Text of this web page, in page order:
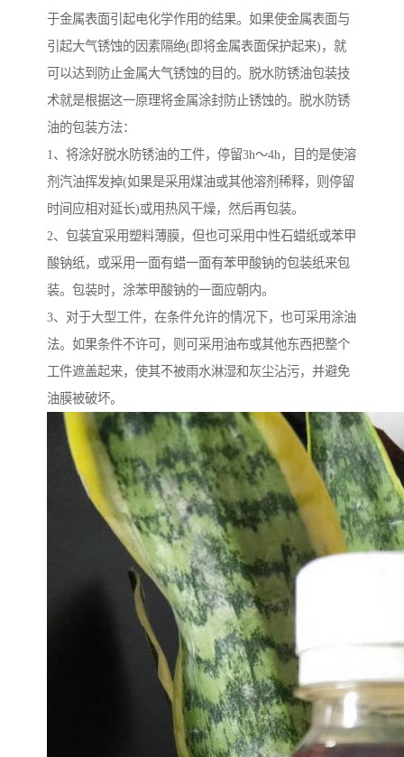
于金属表面引起电化学作用的结果。如果使金属表面与
引起大气锈蚀的因素隔绝(即将金属表面保护起来)，就
可以达到防止金属大气锈蚀的目的。脱水防锈油包装技
术就是根据这一原理将金属涂封防止锈蚀的。脱水防锈
油的包装方法：
1、将涂好脱水防锈油的工件，停留3h～4h，目的是使溶
剂汽油挥发掉(如果是采用煤油或其他溶剂稀释，则停留
时间应相对延长)或用热风干燥，然后再包装。
2、包装宜采用塑料薄膜，但也可采用中性石蜡纸或苯甲
酸钠纸，或采用一面有蜡一面有苯甲酸钠的包装纸来包
装。包装时，涂苯甲酸钠的一面应朝内。
3、对于大型工件，在条件允许的情况下，也可采用涂油
法。如果条件不许可，则可采用油布或其他东西把整个
工件遮盖起来，使其不被雨水淋湿和灰尘沾污，并避免
油膜被破坏。